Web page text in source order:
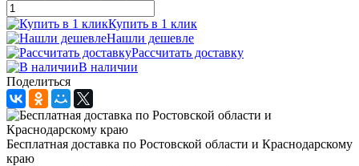
Купить в 1 клик
Нашли дешевле
Рассчитать доставку
В наличии
Поделиться
Бесплатная доставка по Ростовской области и Краснодарскому
краю